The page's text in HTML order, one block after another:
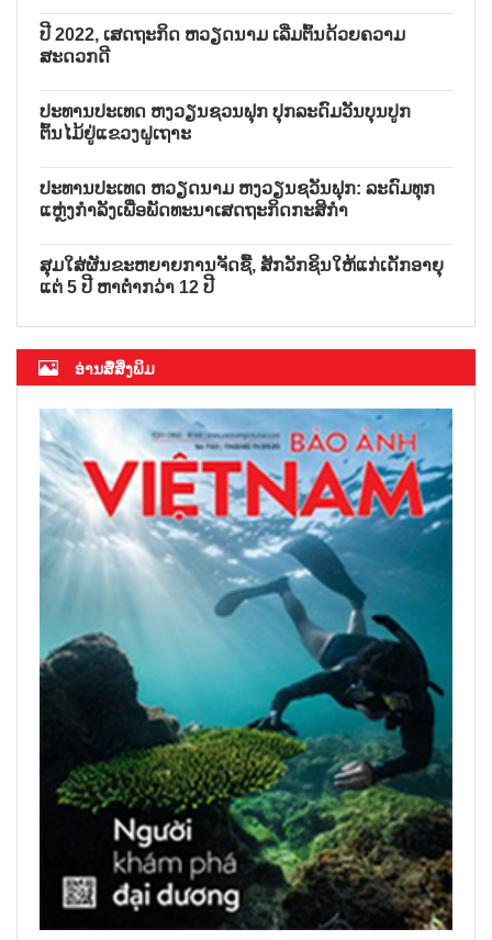
ປີ 2022, ເສດຖະກິດ ຫວຽດນາມ ເລີ່ມຕົ້ນດ້ວຍຄວາມ
ສະດວກດີ
ປະທານປະເທດ ຫງວຽນຊວນຟຸກ ປຸກລະດົມວັນບຸນປູກ
ຕົ້ນໄມ້ຢູ່ແຂວງຝູເຖາະ
ປະທານປະເທດ ຫວຽດນາມ ຫງວຽນຊວັນຟຸກ: ລະດົມທຸກ
ແຫຼ່ງກຳລັງເພື່ອພັດທະນາເສດຖະກິດກະສິກຳ
ສຸມໃສ່ຜັນຂະຫຍາຍການຈັດຊື້, ສັກວັກຊິນໃຫ້ແກ່ເດັກອາຍຸ
ແຕ່ 5 ປີ ຫາຕ່ຳກວ່າ 12 ປີ
ອ່ານສື່ສິ່ງພິມ